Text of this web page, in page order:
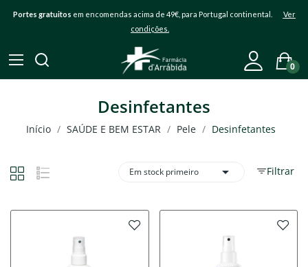
Portes gratuitos em encomendas acima de 49€, para Portugal continental. Ver
condições.
0
Desinfetantes
Início SAÚDE E BEM ESTAR Pele Desinfetantes
Filtrar
Em stock primeiro 